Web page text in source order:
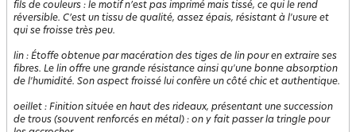
fils de couleurs : le motif n’est pas imprimé mais tissé, ce qui le rend
réversible. C’est un tissu de qualité, assez épais, résistant à l'usure et
qui se froisse très peu.
lin : Étoffe obtenue par macération des tiges de lin pour en extraire ses
fibres. Le lin offre une grande résistance ainsi qu'une bonne absorption
de l'humidité. Son aspect froissé lui confère un côté chic et authentique.
oeillet : Finition située en haut des rideaux, présentant une succession
de trous (souvent renforcés en métal) : on y fait passer la tringle pour